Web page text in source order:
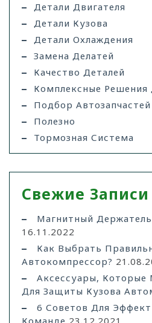
Детали Двигателя
Детали Кузова
Детали Охлаждения
Замена Делатей
Качество Деталей
Комплексные Решения
Подбор Автозапчастей
Полезно
Тормозная Система
Свежие Записи
Магнитный
16.11.2022
Как Выбрать
Автокомпрессор?
Аксессуары,
Для Защиты Кузова
6 Советов Для